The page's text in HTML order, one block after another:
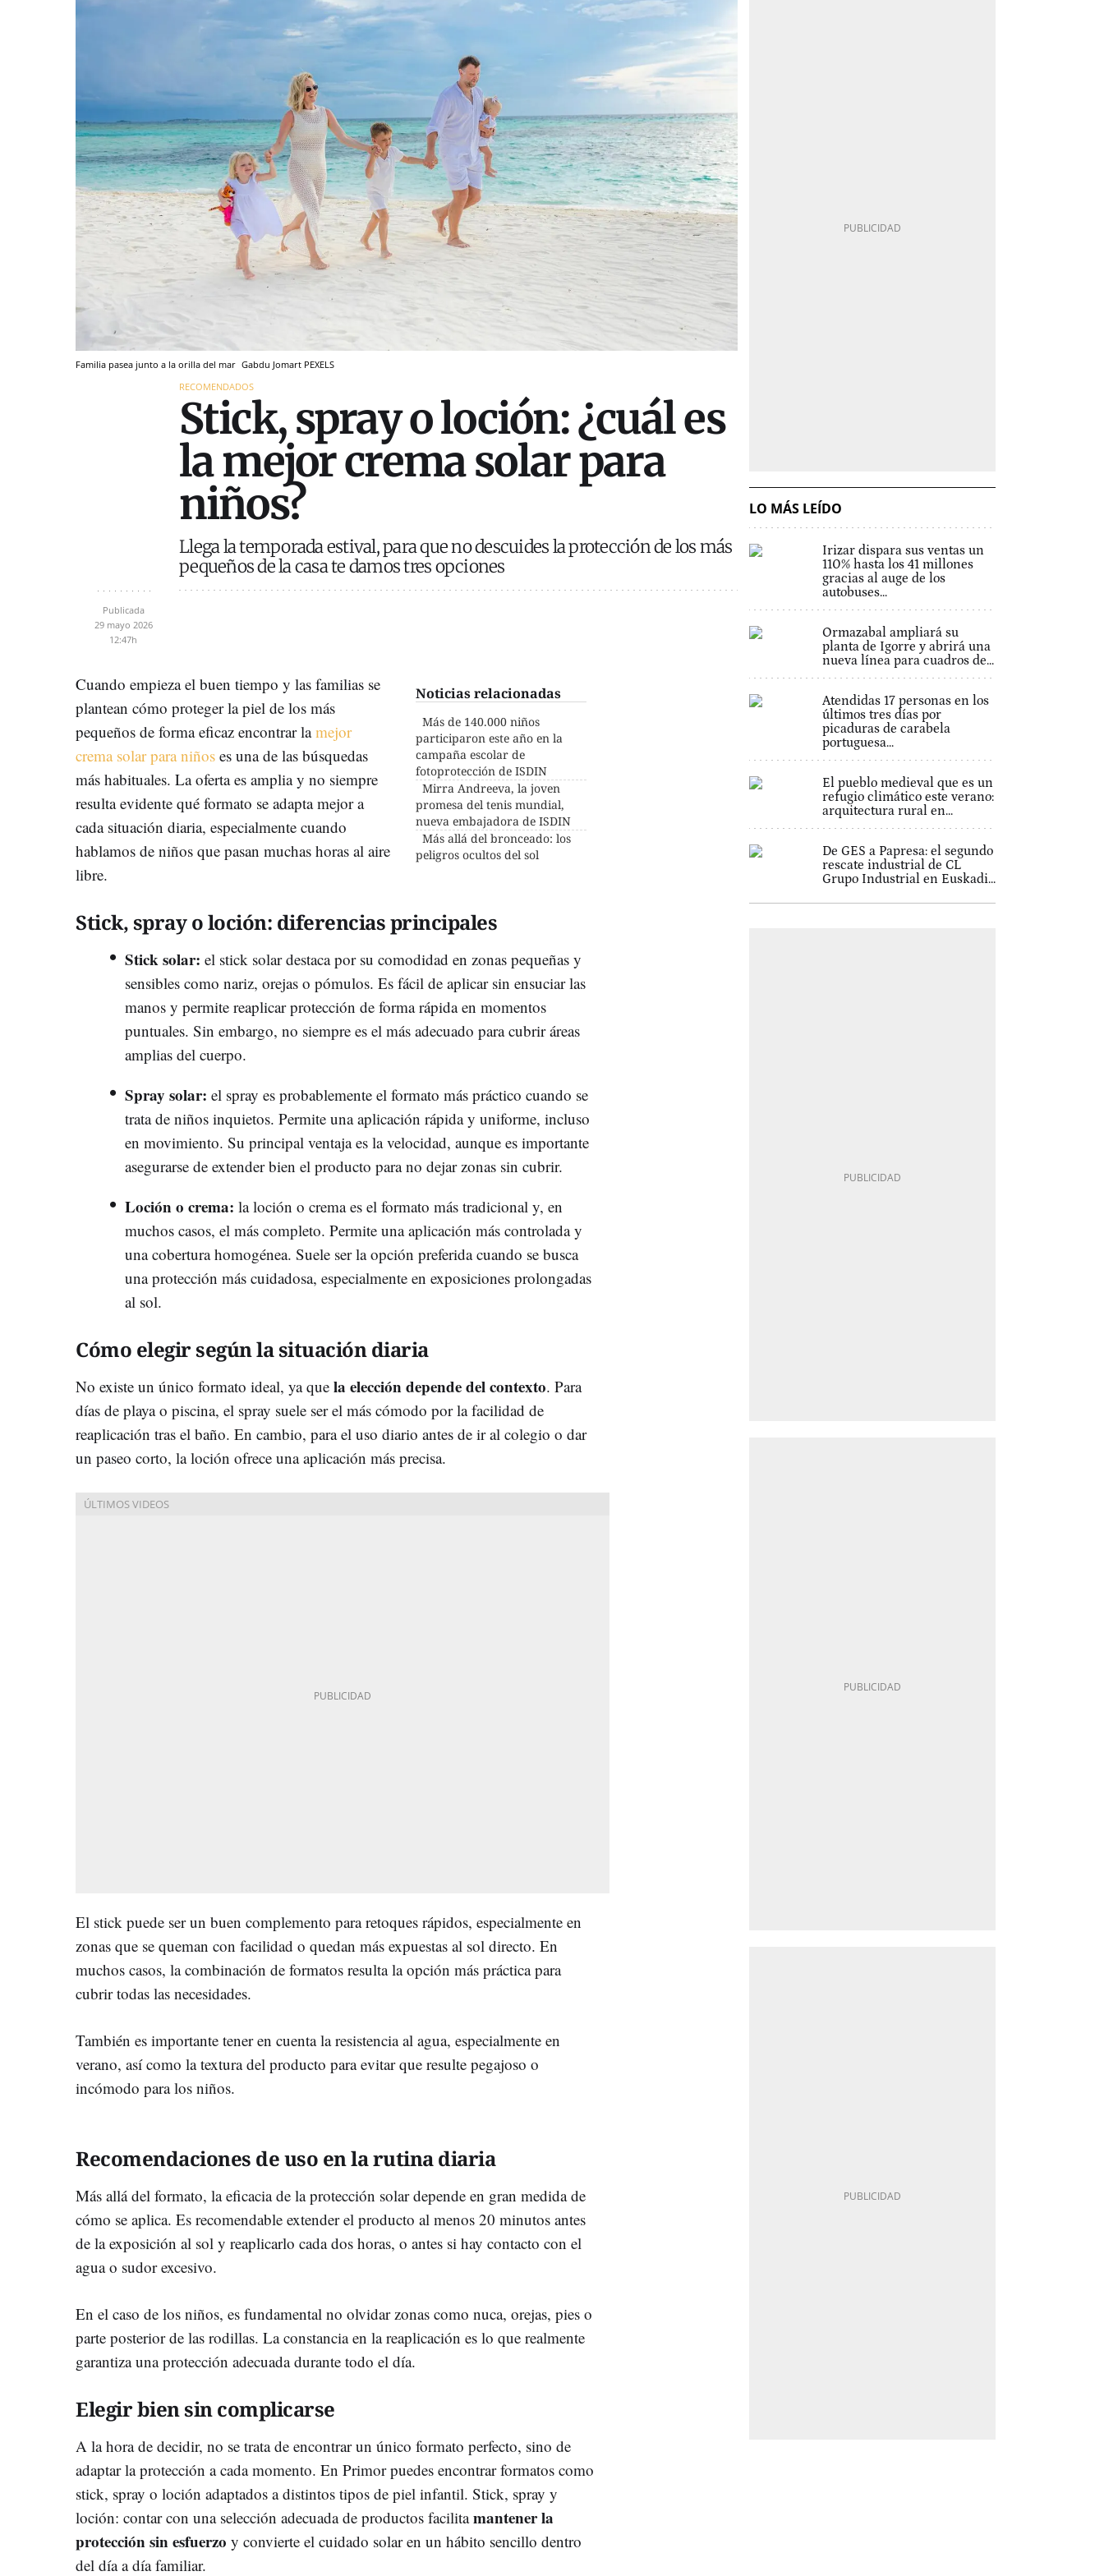
Familia pasea junto a la orilla del mar Gabdu Jomart PEXELS
RECOMENDADOS
Stick, spray o loción: ¿cuál es
la mejor crema solar para
niños?
Llega la temporada estival, para que no descuides la protección de los más
pequeños de la casa te damos tres opciones
Publicada
29 mayo 2026
12:47h
Noticias relacionadas
Más de 140.000 niños
participaron este año en la
campaña escolar de
fotoprotección de ISDIN
Mirra Andreeva, la joven
promesa del tenis mundial,
nueva embajadora de ISDIN
Más allá del bronceado: los
peligros ocultos del sol
Cuando empieza el buen tiempo y las familias se
plantean cómo proteger la piel de los más
pequeños de forma eficaz encontrar lamejor
crema solar para niños es una de las búsquedas
más habituales. La oferta es amplia y no siempre
resulta evidente qué formato se adapta mejor a
cada situación diaria, especialmente cuando
hablamos de niños que pasan muchas horas al aire
libre.
Stick, spray o loción: diferencias principales
Stick solar: el stick solar destaca por su comodidad en zonas pequeñas y
sensibles como nariz, orejas o pómulos. Es fácil de aplicar sin ensuciar las
manos y permite reaplicar protección de forma rápida en momentos
puntuales. Sin embargo, no siempre es el más adecuado para cubrir áreas
amplias del cuerpo.
Spray solar: el spray es probablemente el formato más práctico cuando se
trata de niños inquietos. Permite una aplicación rápida y uniforme, incluso
en movimiento. Su principal ventaja es la velocidad, aunque es importante
asegurarse de extender bien el producto para no dejar zonas sin cubrir.
Loción o crema: la loción o crema es el formato más tradicional y, en
muchos casos, el más completo. Permite una aplicación más controlada y
una cobertura homogénea. Suele ser la opción preferida cuando se busca
una protección más cuidadosa, especialmente en exposiciones prolongadas
al sol.
Cómo elegir según la situación diaria
No existe un único formato ideal, ya que la elección depende del contexto. Para
días de playa o piscina, el spray suele ser el más cómodo por la facilidad de
reaplicación tras el baño. En cambio, para el uso diario antes de ir al colegio o dar
un paseo corto, la loción ofrece una aplicación más precisa.
El stick puede ser un buen complemento para retoques rápidos, especialmente en
zonas que se queman con facilidad o quedan más expuestas al sol directo. En
muchos casos, la combinación de formatos resulta la opción más práctica para
cubrir todas las necesidades.
También es importante tener en cuenta la resistencia al agua, especialmente en
verano, así como la textura del producto para evitar que resulte pegajoso o
incómodo para los niños.
Recomendaciones de uso en la rutina diaria
Más allá del formato, la eficacia de la protección solar depende en gran medida de
cómo se aplica. Es recomendable extender el producto al menos 20 minutos antes
de la exposición al sol y reaplicarlo cada dos horas, o antes si hay contacto con el
agua o sudor excesivo.
En el caso de los niños, es fundamental no olvidar zonas como nuca, orejas, pies o
parte posterior de las rodillas. La constancia en la reaplicación es lo que realmente
garantiza una protección adecuada durante todo el día.
Elegir bien sin complicarse
A la hora de decidir, no se trata de encontrar un único formato perfecto, sino de
adaptar la protección a cada momento. En Primor puedes encontrar formatos como
stick, spray o loción adaptados a distintos tipos de piel infantil. Stick, spray y
loción: contar con una selección adecuada de productos facilitamantener la
protección sin esfuerzo y convierte el cuidado solar en un hábito sencillo dentro
del día a día familiar.
LO MÁS LEÍDO
Irizar dispara sus ventas un
110% hasta los 41 millones
gracias al auge de los
autobuses...
Ormazabal ampliará su
planta de Igorre y abrirá una
nueva línea para cuadros de...
Atendidas 17 personas en los
últimos tres días por
picaduras de carabela
portuguesa...
El pueblo medieval que es un
refugio climático este verano:
arquitectura rural en...
De GES a Papresa: el segundo
rescate industrial de CL
Grupo Industrial en Euskadi...